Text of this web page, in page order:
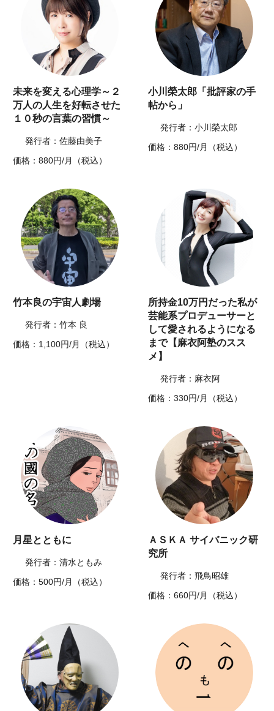
未来を変える心理学～２
万人の人生を好転させた
１０秒の言葉の習慣～
発行者：佐藤由美子
価格：880円/月（税込）
小川榮太郎「批評家の手
帖から」
発行者：小川榮太郎
価格：880円/月（税込）
竹本良の宇宙人劇場
発行者：竹本 良
価格：1,100円/月（税込）
所持金10万円だった私が
芸能系プロデューサーと
して愛されるようになる
まで【麻衣阿塾のスス
メ】
発行者：麻衣阿
価格：330円/月（税込）
月星とともに
発行者：清水ともみ
価格：500円/月（税込）
ＡＳＫＡ サイバニック研
究所
発行者：飛鳥昭雄
価格：660円/月（税込）